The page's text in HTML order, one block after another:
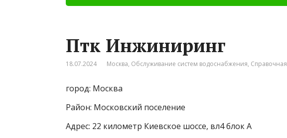
Птк Инжиниринг
18.07.2024 Москва, Обслуживание систем водоснабжения, Справочная
город: Москва
Район: Московский поселение
Адрес: 22 километр Киевское шоссе, вл4 блок А